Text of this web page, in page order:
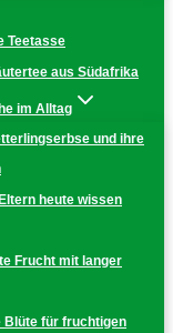
Teetasse
aus Südafrika
im Alltag
und ihre
heute wissen
Frucht mit langer
Blüte für fruchtigen